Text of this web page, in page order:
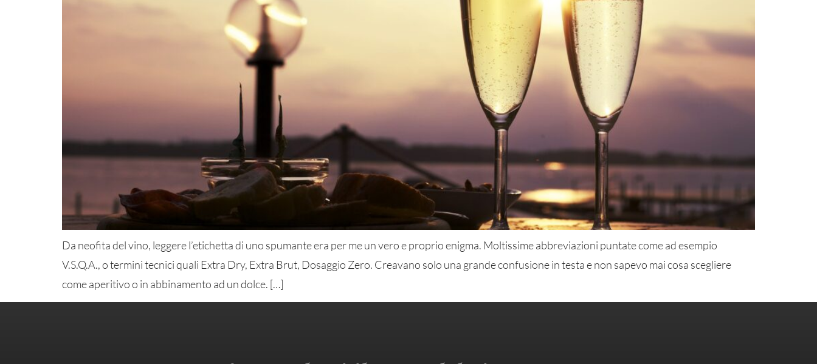
Da neofita del vino, leggere l’etichetta di uno spumante era per me un vero e proprio enigma. Moltissime abbreviazioni puntate come ad esempio
V.S.Q.A., o termini tecnici quali Extra Dry, Extra Brut, Dosaggio Zero. Creavano solo una grande confusione in testa e non sapevo mai cosa scegliere
come aperitivo o in abbinamento ad un dolce. […]